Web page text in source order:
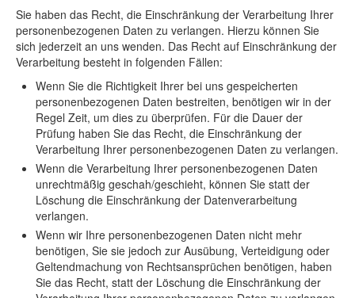
Sie haben das Recht, die Einschränkung der Verarbeitung Ihrer
personenbezogenen Daten zu verlangen. Hierzu können Sie
sich jederzeit an uns wenden. Das Recht auf Einschränkung der
Verarbeitung besteht in folgenden Fällen:
Wenn Sie die Richtigkeit Ihrer bei uns gespeicherten
personenbezogenen Daten bestreiten, benötigen wir in der
Regel Zeit, um dies zu überprüfen. Für die Dauer der
Prüfung haben Sie das Recht, die Einschränkung der
Verarbeitung Ihrer personenbezogenen Daten zu verlangen.
Wenn die Verarbeitung Ihrer personenbezogenen Daten
unrechtmäßig geschah/geschieht, können Sie statt der
Löschung die Einschränkung der Datenverarbeitung
verlangen.
Wenn wir Ihre personenbezogenen Daten nicht mehr
benötigen, Sie sie jedoch zur Ausübung, Verteidigung oder
Geltendmachung von Rechtsansprüchen benötigen, haben
Sie das Recht, statt der Löschung die Einschränkung der